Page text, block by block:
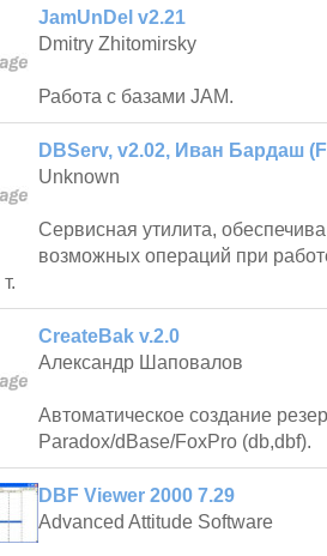
JamUnDel v2.21
Dmitry Zhitomirsky
Работа с базами JAM.
DBServ, v2.02, Иван Бардаш
Unknown
Сервисная утилита,
возможных операций при
CreateBak v.2.0
Александр Шаповалов
Автоматическое создание
Paradox/dBase/FoxPro (db,dbf).
DBF Viewer 2000 7.29
Advanced Attitude Software